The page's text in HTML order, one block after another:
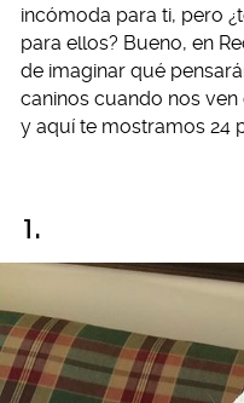
incómoda para ti, pero
para ellos? Bueno, en
de imaginar qué
caninos cuando nos
y aquí te mostramos 24
1.